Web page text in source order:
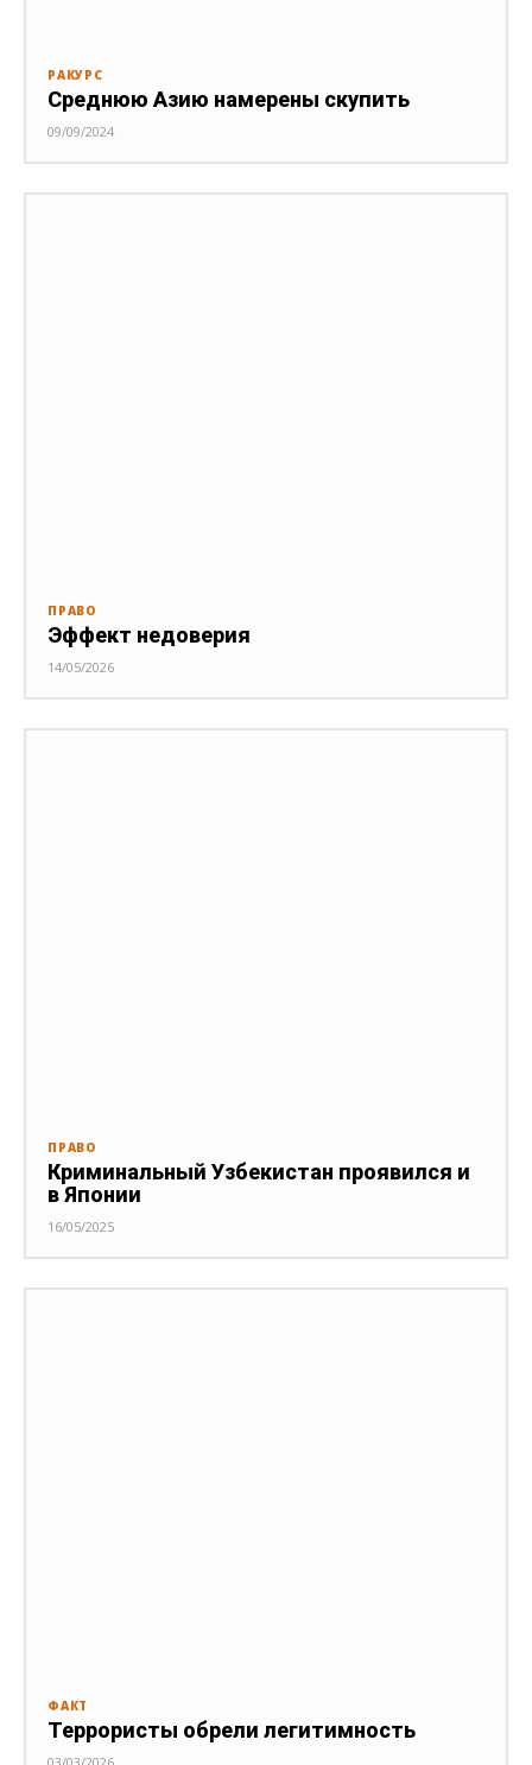
РАКУРС
Среднюю Азию намерены скупить
09/09/2024
ПРАВО
Эффект недоверия
14/05/2026
ПРАВО
Криминальный Узбекистан проявился и
в Японии
16/05/2025
ФАКТ
Террористы обрели легитимность